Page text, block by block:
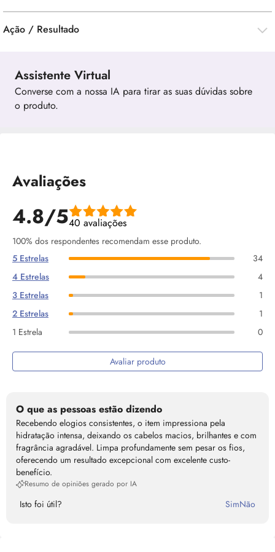
Ação / Resultado
Assistente Virtual
Converse com a nossa IA para tirar as suas dúvidas sobre
o produto.
Avaliações
4.8/540 avaliações
100% dos respondentes recomendam esse produto.
5 Estrelas
34
4 Estrelas
4
3 Estrelas
1
2 Estrelas
1
1 Estrela
0
Avaliar produto
O que as pessoas estão dizendo
Recebendo elogios consistentes, o item impressiona pela
hidratação intensa, deixando os cabelos macios, brilhantes e com
fragrância agradável. Limpa profundamente sem pesar os fios,
oferecendo um resultado excepcional com excelente custo-
benefício.
Resumo de opiniões gerado por IA
Isto foi útil? SimNão